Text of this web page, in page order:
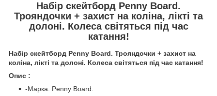
Набір скейтборд Penny Board.
Трояндочки + захист на коліна, лікті та
долоні. Колеса світяться під час
катання!
Набір скейтборд Penny Board. Трояндочки + захист на
коліна, лікті та долоні. Колеса світяться під час катання!
Опис :
-Марка: Penny Board.